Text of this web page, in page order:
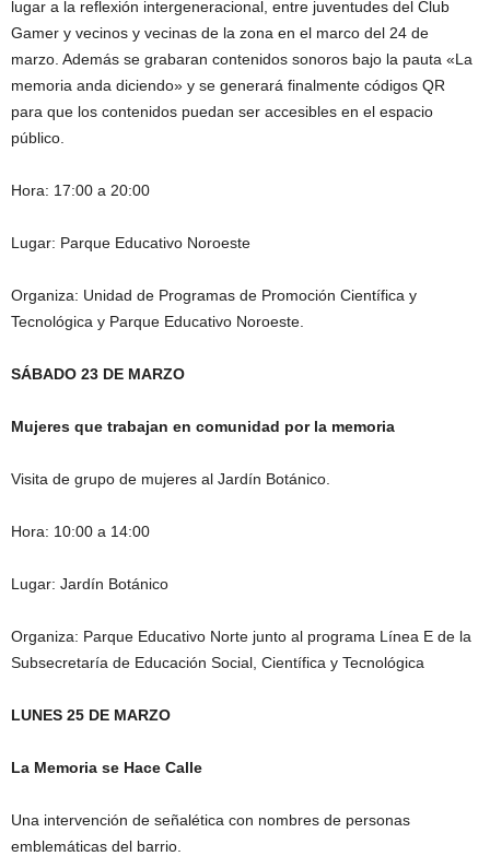
lugar a la reflexión intergeneracional, entre juventudes del Club
Gamer y vecinos y vecinas de la zona en el marco del 24 de
marzo. Además se grabaran contenidos sonoros bajo la pauta «La
memoria anda diciendo» y se generará finalmente códigos QR
para que los contenidos puedan ser accesibles en el espacio
público.
Hora: 17:00 a 20:00
Lugar: Parque Educativo Noroeste
Organiza: Unidad de Programas de Promoción Científica y
Tecnológica y Parque Educativo Noroeste.
SÁBADO 23 DE MARZO
Mujeres que trabajan en comunidad por la memoria
Visita de grupo de mujeres al Jardín Botánico.
Hora: 10:00 a 14:00
Lugar: Jardín Botánico
Organiza: Parque Educativo Norte junto al programa Línea E de la
Subsecretaría de Educación Social, Científica y Tecnológica
LUNES 25 DE MARZO
La Memoria se Hace Calle
Una intervención de señalética con nombres de personas
emblemáticas del barrio.